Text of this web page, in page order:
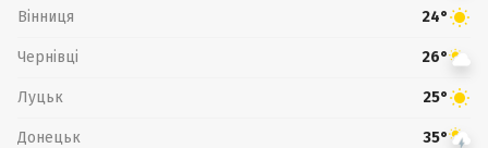
Вінниця 24°
Чернівці 26°
Луцьк 25°
Донецьк 35°